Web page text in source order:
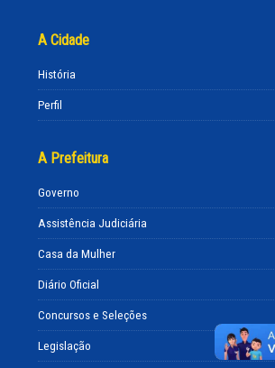
A Cidade
História
Perfil
A Prefeitura
Governo
Assistência Judiciária
Casa da Mulher
Diário Oficial
Concursos e Seleções
Legislação